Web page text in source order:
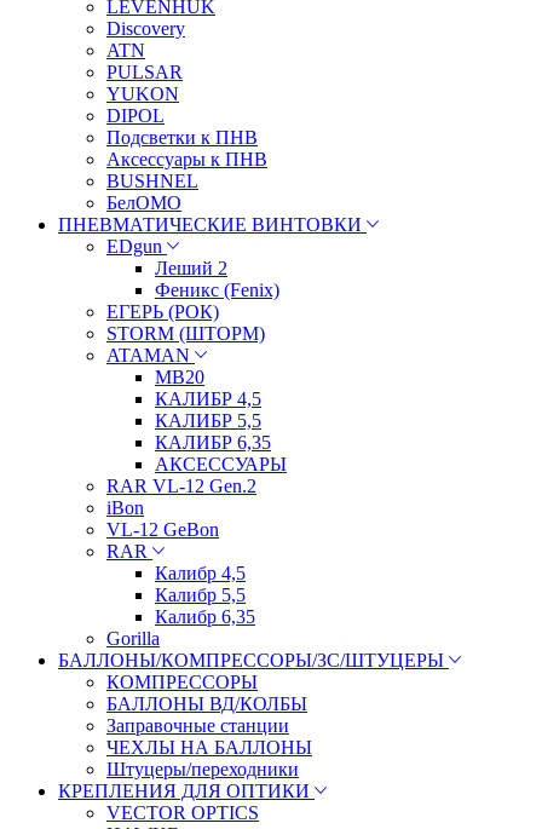
LEVENHUK
Discovery
ATN
PULSAR
YUKON
DIPOL
Подсветки к ПНВ
Аксессуары к ПНВ
BUSHNEL
БелОМО
ПНЕВМАТИЧЕСКИЕ ВИНТОВКИ
EDgun
Леший 2
Феникс (Fenix)
ЕГЕРЬ (РОК)
STORM (ШТОРМ)
ATAMAN
МВ20
КАЛИБР 4,5
КАЛИБР 5,5
КАЛИБР 6,35
АКСЕССУАРЫ
RAR VL-12 Gen.2
iBon
VL-12 GeBon
RAR
Калибр 4,5
Калибр 5,5
Калибр 6,35
Gorilla
БАЛЛОНЫ/КОМПРЕССОРЫ/ЗС/ШТУЦЕРЫ
КОМПРЕССОРЫ
БАЛЛОНЫ ВД/КОЛБЫ
Заправочные станции
ЧЕХЛЫ НА БАЛЛОНЫ
Штуцеры/переходники
КРЕПЛЕНИЯ ДЛЯ ОПТИКИ
VECTOR OPTICS